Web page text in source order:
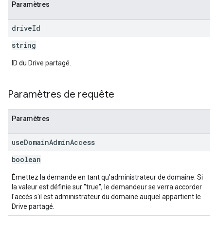
Paramètres
driveId
string
ID du Drive partagé.
Paramètres de requête
Paramètres
useDomainAdminAccess
boolean
Émettez la demande en tant qu'administrateur de domaine. Si
la valeur est définie sur "true", le demandeur se verra accorder
l'accès s'il est administrateur du domaine auquel appartient le
Drive partagé.